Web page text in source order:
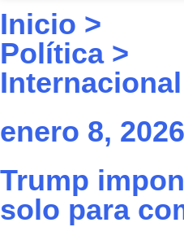
Inicio >
Política>
Internacional
enero 8, 2026
Trump
solo para